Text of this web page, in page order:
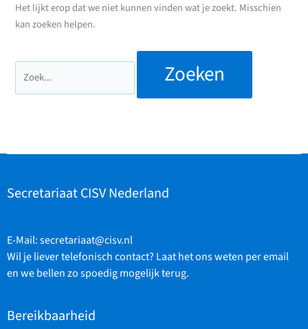
Het lijkt erop dat we niet kunnen vinden wat je zoekt. Misschien
kan zoeken helpen.
Zoek
naar:
Secretariaat CISV Nederland
E-Mail:secretariaat@cisv.nl
Wil je liever telefonisch contact? Laat het ons weten per email
en we bellen zo spoedig mogelijk terug.
Bereikbaarheid